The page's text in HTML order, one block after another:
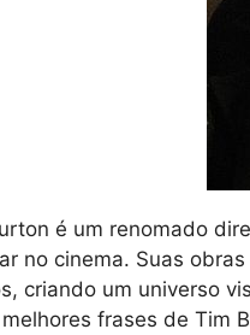
é um renomado
no cinema. Suas
criando um universo
frases de Tim